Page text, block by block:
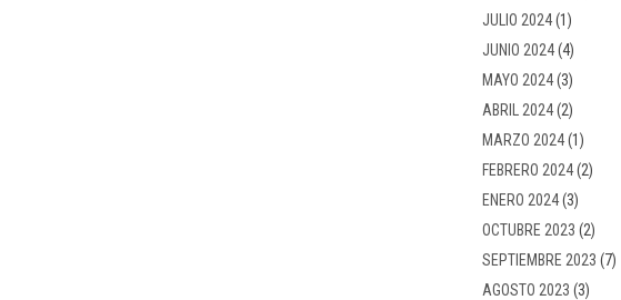
JULIO 2024(1)
JUNIO 2024(4)
MAYO 2024(3)
ABRIL 2024(2)
MARZO 2024(1)
FEBRERO 2024(2)
ENERO 2024(3)
OCTUBRE 2023 (2)
SEPTIEMBRE 2023 (7)
AGOSTO 2023 (3)